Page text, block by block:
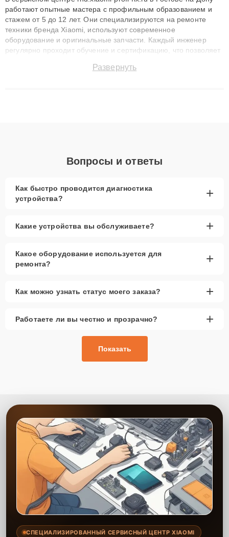
работают опытные мастера с профильным образованием и
стажем от 5 до 12 лет. Они специализируются на ремонте
техники бренда Xiaomi, используют современное
оборудование и оригинальные запчасти. Каждый инженер
регулярно проходит обучение и сертификацию, что позволяет
технику с сохранением гарантии до 3 лет. Наши мастера
Развернуть
Вопросы и ответы
Как быстро проводится диагностика
устройства?
+
Какие устройства вы обслуживаете? +
Какое оборудование используется для
ремонта?
+
Как можно узнать статус моего заказа? +
Работаете ли вы честно и прозрачно? +
Показать
СПЕЦИАЛИЗИРОВАННЫЙ СЕРВИСНЫЙ ЦЕНТР XIAOMI